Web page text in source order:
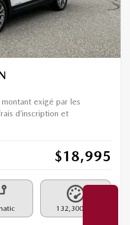
exigé par les
d’inscription et
$18,995
132,300 km